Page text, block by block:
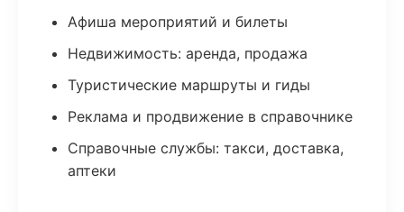
Афиша мероприятий и билеты
Недвижимость: аренда, продажа
Туристические маршруты и гиды
Реклама и продвижение в справочнике
Справочные службы: такси, доставка,
аптеки